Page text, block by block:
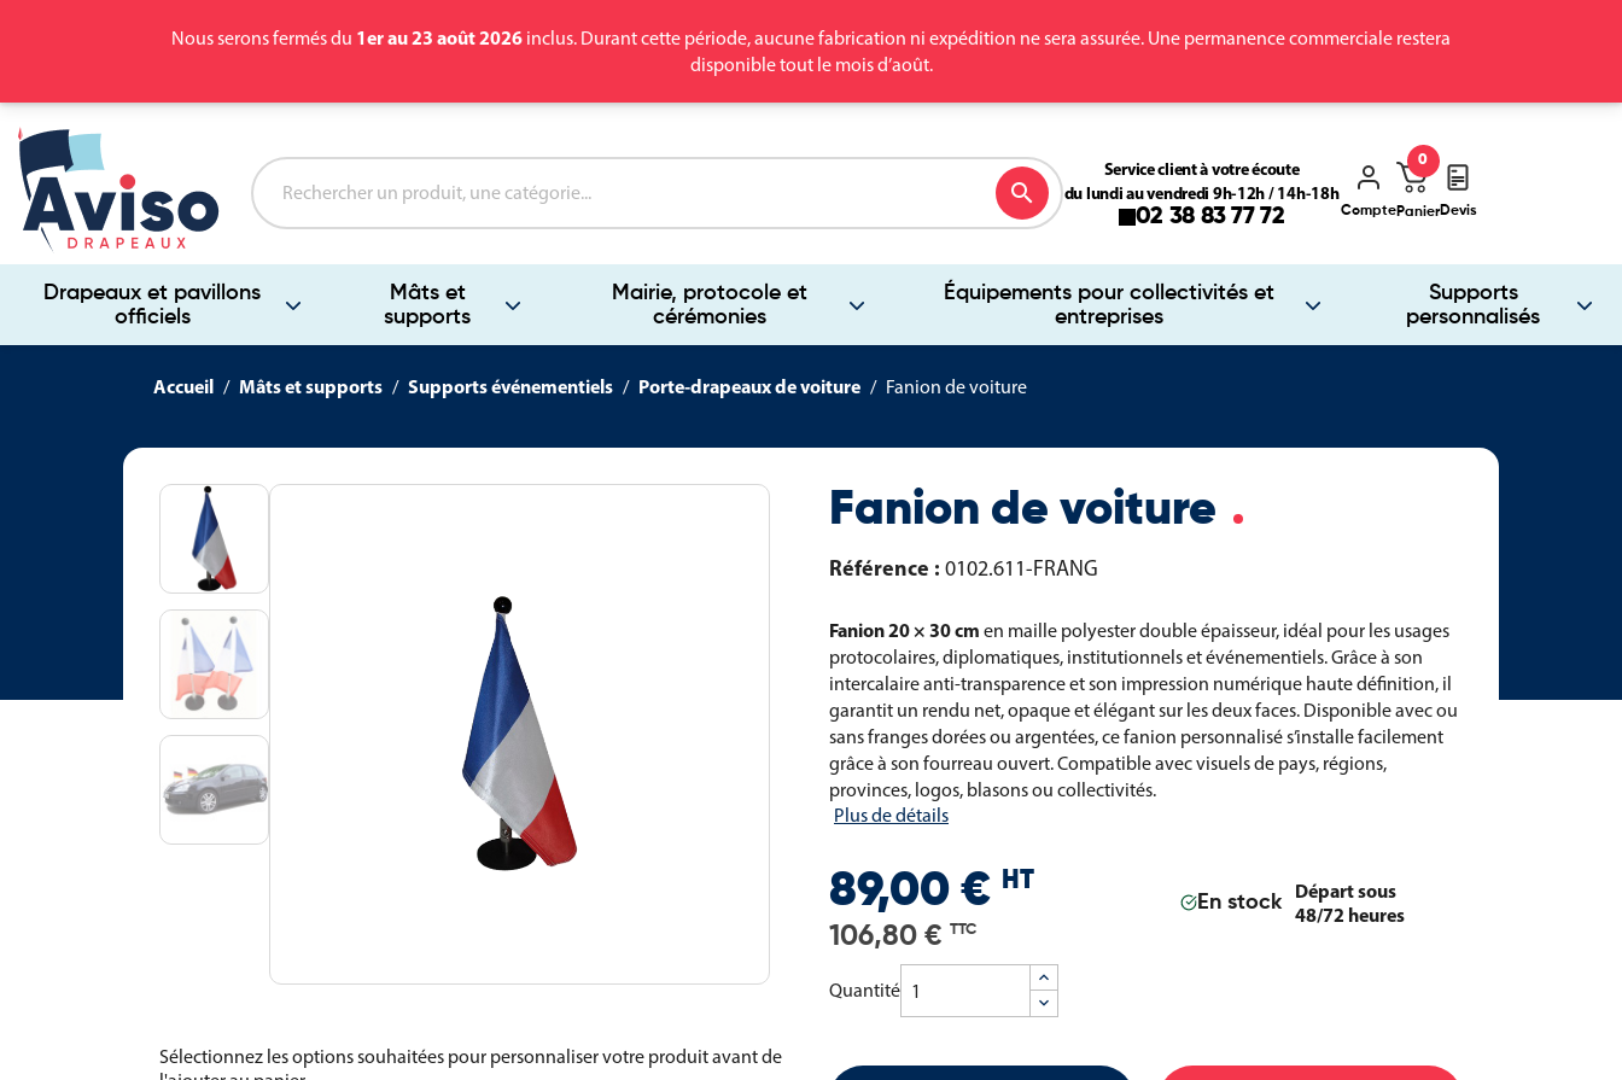
Nous serons fermés du 1er au 23 août 2026 inclus. Durant cette période, aucune fabrication ni expédition ne sera assurée. Une permanence commerciale restera
disponible tout le mois d’août.
Drapeaux et pavillons
officiels
Mâts et
supports
Mairie, protocole et
cérémonies
Équipements pour collectivités et
entreprises
Supports
personnalisés
search
Service client à votre écoute
du lundi au vendredi 9h-12h / 14h-18h
02 38 83 77 72 ComptePanier
0
Devis
Accueil Mâts et supports Supports événementiels Porte-drapeaux de voiture Fanion de voiture
Sélectionnez les options souhaitées pour personnaliser votre produit avant de
Fanion de voiture
Référence : 0102.611-FRANG
Fanion 20 × 30 cm en maille polyester double épaisseur, idéal pour les usages
protocolaires, diplomatiques, institutionnels et événementiels. Grâce à son
intercalaire anti-transparence et son impression numérique haute définition, il
garantit un rendu net, opaque et élégant sur les deux faces. Disponible avec ou
sans franges dorées ou argentées, ce fanion personnalisé s’installe facilement
grâce à son fourreau ouvert. Compatible avec visuels de pays, régions,
provinces, logos, blasons ou collectivités.
Plus de détails
89,00 € HT
106,80 € TTC
En stock
Départ sous
48/72 heures
Quantité